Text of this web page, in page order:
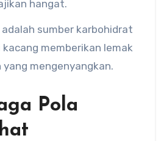
hangat.
adalah sumber karbohidrat
memberikan lemak
mengenyangkan.
Pola